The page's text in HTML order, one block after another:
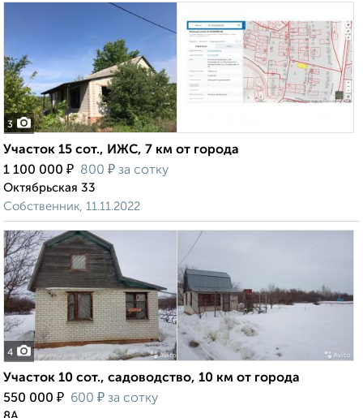
3
Участок 15 сот., ИЖС, 7 км от города
1 100 000 ₽ 800 ₽ за сотку
Октябрьская 33
Собственник, 11.11.2022
4
Участок 10 сот., садоводство, 10 км от города
550 000 ₽ 600 ₽ за сотку